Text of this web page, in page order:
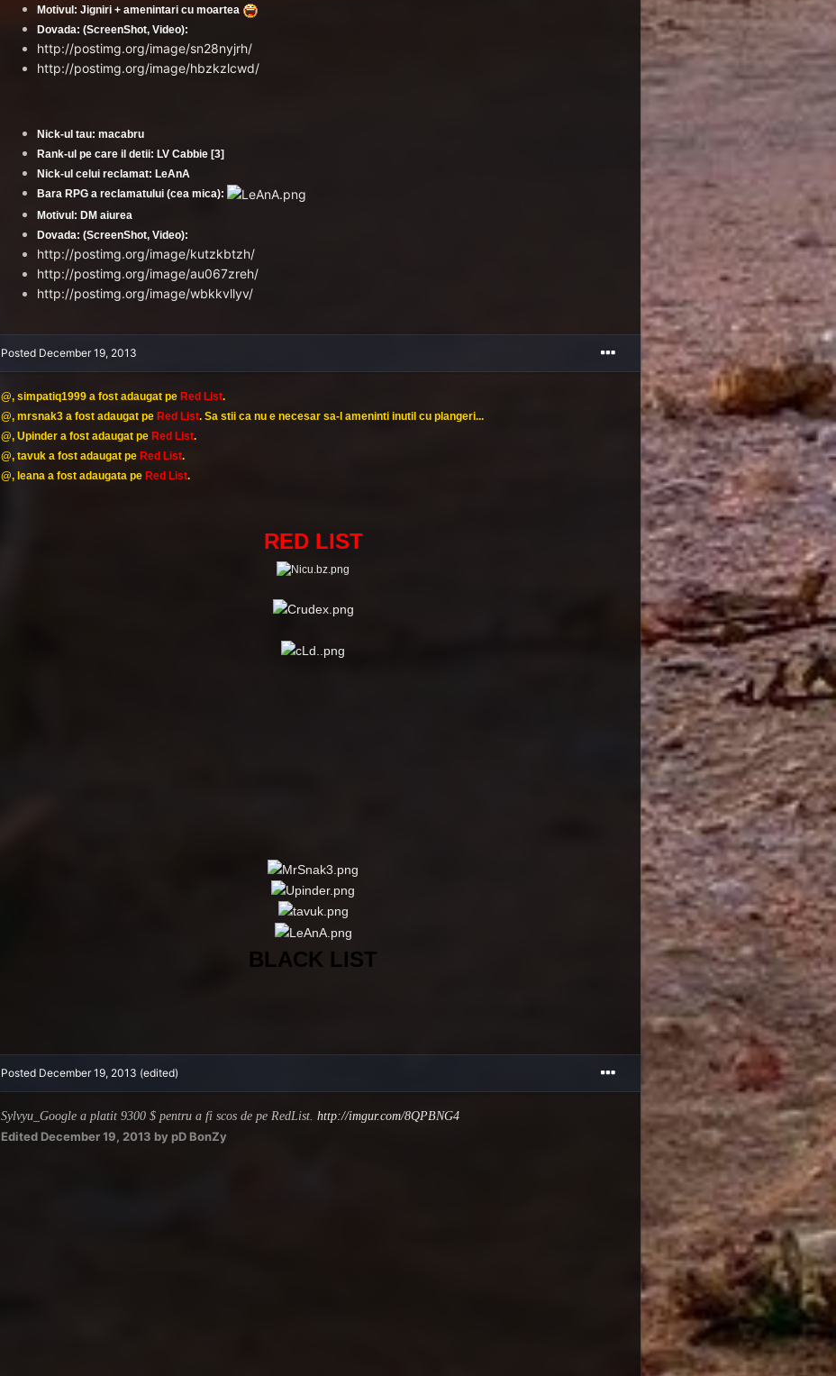
Motivul: Jigniri + amenintari cu moartea
Dovada: (ScreenShot, Video):
http://postimg.org/image/sn28nyjrh/
http://postimg.org/image/hbzkzlcwd/
Nick-ul tau: macabru
Rank-ul pe care il detii: LV Cabbie [3]
Nick-ul celui reclamat: LeAnA
Bara RPG a reclamatului (cea mica):
Motivul: DM aiurea
Dovada: (ScreenShot, Video):
http://postimg.org/image/kutzkbtzh/
http://postimg.org/image/au067zreh/
http://postimg.org/image/wbkkvllyv/
Posted December 19, 2013
@, simpatiq1999 a fost adaugat pe Red List.
@, mrsnak3 a fost adaugat pe Red List. Sa stii ca nu e necesar sa-l ameninti inutil cu plangeri...
@, Upinder a fost adaugat pe Red List.
@, tavuk a fost adaugat pe Red List.
@, leana a fost adaugata pe Red List.
RED LIST
BLACK LIST
December 19, 2013 (edited)
Sylvyu_Google a platit 9300 $ pentru a fi scos de pe RedList. http://imgur.com/8QPBNG4
Edited December 19, 2013 by pD BonZy